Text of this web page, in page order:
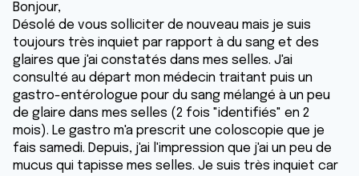
Bonjour,
Désolé de vous solliciter de nouveau mais je suis
toujours très inquiet par rapport à du sang et des
glaires que j'ai constatés dans mes selles. J'ai
consulté au départ mon médecin traitant puis un
gastro-entérologue pour du sang mélangé à un peu
de glaire dans mes selles (2 fois "identifiés" en 2
mois). Le gastro m'a prescrit une coloscopie que je
fais samedi. Depuis, j'ai l'impression que j'ai un peu de
mucus qui tapisse mes selles. Je suis très inquiet car